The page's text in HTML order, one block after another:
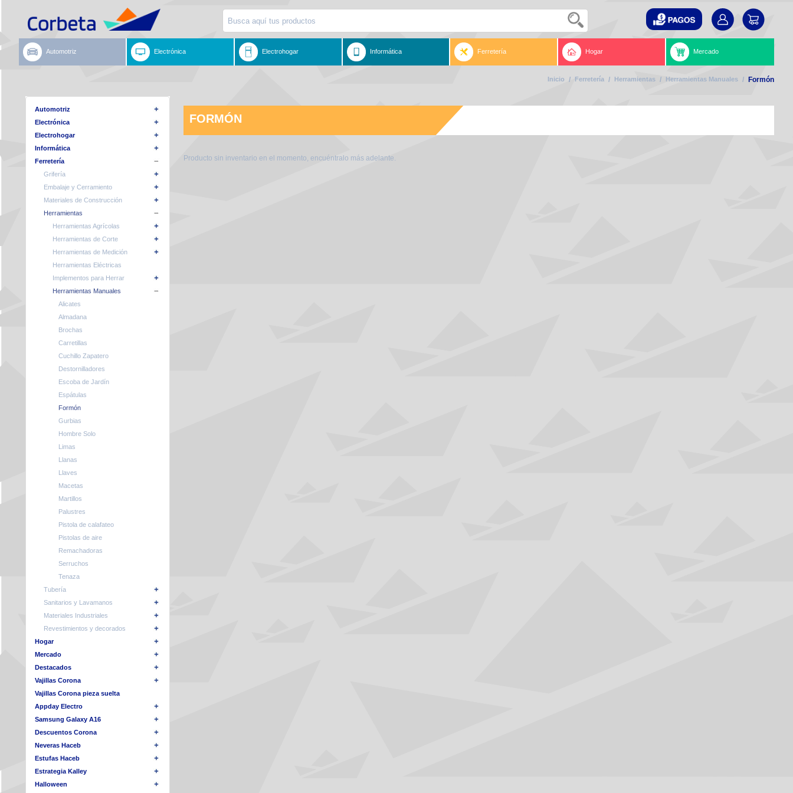
Automotriz Electrónica Electrohogar Informática Ferretería Hogar Mercado
Inicio / Ferretería / Herramientas / Herramientas Manuales / Formón
Automotriz
Electrónica
Electrohogar
Informática
Ferretería
Grifería
Embalaje y Cerramiento
Materiales de Construcción
Herramientas
Herramientas Agrícolas
Herramientas de Corte
Herramientas de Medición
Herramientas Eléctricas
Implementos para Herrar
Herramientas Manuales
Alicates
Almadana
Brochas
Carretillas
Cuchillo Zapatero
Destornilladores
Escoba de Jardín
Espátulas
Formón
Gurbias
Hombre Solo
Limas
Llanas
Llaves
Macetas
Martillos
Palustres
Pistola de calafateo
Pistolas de aire
Remachadoras
Serruchos
Tenaza
Tubería
Sanitarios y Lavamanos
Materiales Industriales
Revestimientos y decorados
Hogar
Mercado
Destacados
Vajillas Corona
Vajillas Corona pieza suelta
Appday Electro
Samsung Galaxy A16
Descuentos Corona
Neveras Haceb
Estufas Haceb
Estrategia Kalley
Halloween
FORMÓN
Producto sin inventario en el momento, encuéntralo más adelante.